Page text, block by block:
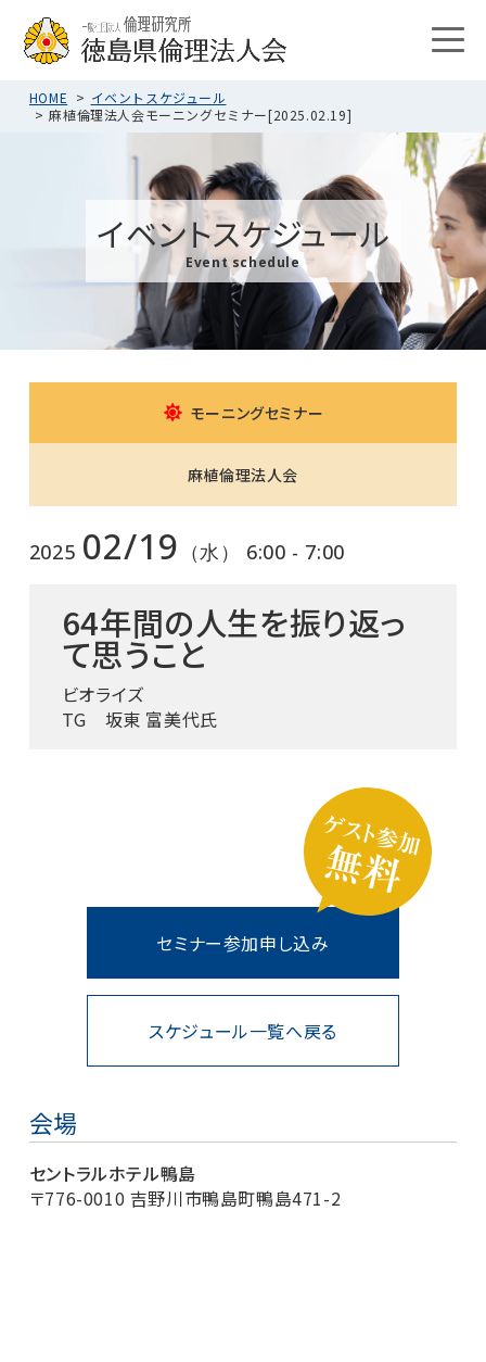
HOME
イベントスケジュール
麻植倫理法人会モーニングセミナー[2025.02.19]
イベントスケジュール
Event schedule
モーニングセミナー
麻植倫理法人会
2025 02/19 （水） 6:00 - 7:00
64年間の人生を振り返っ
て思うこと
ビオライズ
TG 坂東 富美代氏
スケジュール一覧へ戻る
セミナー参加申し込み
会場
セントラルホテル鴨島
〒776-0010 吉野川市鴨島町鴨島471-2